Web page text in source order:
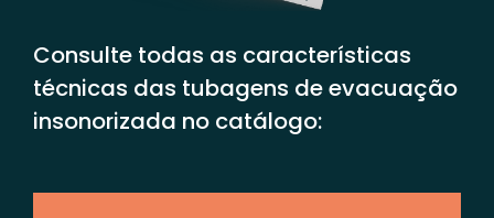
Consulte todas as características
técnicas das tubagens de evacuação
insonorizada no catálogo: